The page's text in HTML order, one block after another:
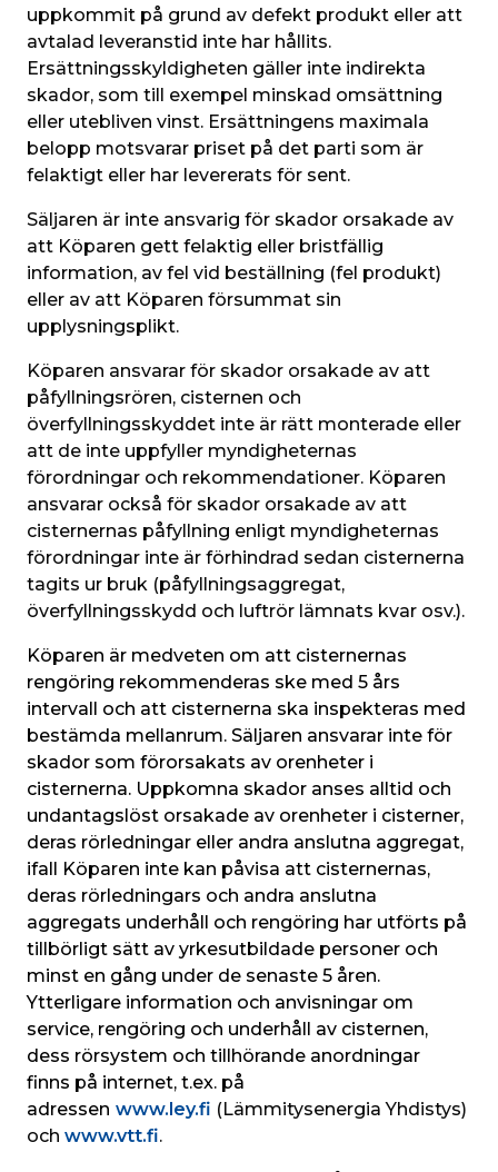
uppkommit på grund av defekt produkt eller att
avtalad leveranstid inte har hållits.
Ersättningsskyldigheten gäller inte indirekta
skador, som till exempel minskad omsättning
eller utebliven vinst. Ersättningens maximala
belopp motsvarar priset på det parti som är
felaktigt eller har levererats för sent.
Säljaren är inte ansvarig för skador orsakade av
att Köparen gett felaktig eller bristfällig
information, av fel vid beställning (fel produkt)
eller av att Köparen försummat sin
upplysningsplikt.
Köparen ansvarar för skador orsakade av att
påfyllningsrören, cisternen och
överfyllningsskyddet inte är rätt monterade eller
att de inte uppfyller myndigheternas
förordningar och rekommendationer. Köparen
ansvarar också för skador orsakade av att
cisternernas påfyllning enligt myndigheternas
förordningar inte är förhindrad sedan cisternerna
tagits ur bruk (påfyllningsaggregat,
överfyllningsskydd och luftrör lämnats kvar osv.).
Köparen är medveten om att cisternernas
rengöring rekommenderas ske med 5 års
intervall och att cisternerna ska inspekteras med
bestämda mellanrum. Säljaren ansvarar inte för
skador som förorsakats av orenheter i
cisternerna. Uppkomna skador anses alltid och
undantagslöst orsakade av orenheter i cisterner,
deras rörledningar eller andra anslutna aggregat,
ifall Köparen inte kan påvisa att cisternernas,
deras rörledningars och andra anslutna
aggregats underhåll och rengöring har utförts på
tillbörligt sätt av yrkesutbildade personer och
minst en gång under de senaste 5 åren.
Ytterligare information och anvisningar om
service, rengöring och underhåll av cisternen,
dess rörsystem och tillhörande anordningar
finns på internet, t.ex. på
adressen www.ley.fi (Lämmitysenergia Yhdistys)
och www.vtt.fi.